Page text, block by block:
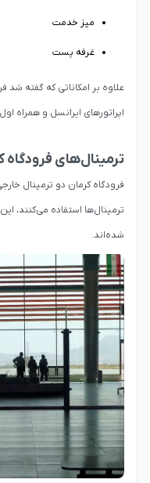
میز خدمت
غرفه پست
علاوه بر امکاناتی که گفته
اپراتورهای ایرانسل و همراه
ترمینال‌های فرودگاه
فرودگاه کرمان دو ترمینال
ترمینال‌ها استفاده می‌کنند،
شده‌اند.